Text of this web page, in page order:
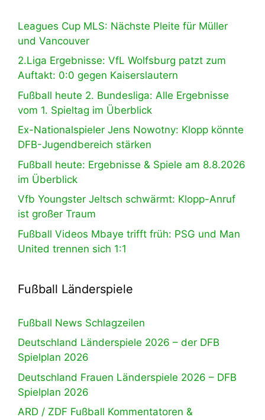
Leagues Cup MLS: Nächste Pleite für Müller
und Vancouver
2.Liga Ergebnisse: VfL Wolfsburg patzt zum
Auftakt: 0:0 gegen Kaiserslautern
Fußball heute 2. Bundesliga: Alle Ergebnisse
vom 1. Spieltag im Überblick
Ex-Nationalspieler Jens Nowotny: Klopp könnte
DFB-Jugendbereich stärken
Fußball heute: Ergebnisse & Spiele am 8.8.2026
im Überblick
Vfb Youngster Jeltsch schwärmt: Klopp-Anruf
ist großer Traum
Fußball Videos Mbaye trifft früh: PSG und Man
United trennen sich 1:1
Fußball Länderspiele
Fußball News Schlagzeilen
Deutschland Länderspiele 2026 – der DFB
Spielplan 2026
Deutschland Frauen Länderspiele 2026 – DFB
Spielplan 2026
ARD / ZDF Fußball Kommentatoren &